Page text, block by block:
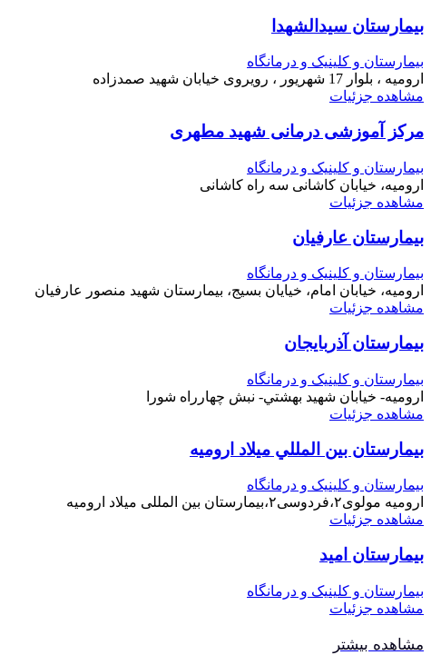
بیمارستان سیدالشهدا
بیمارستان و کلینیک و درمانگاه
ارومیه ، بلوار 17 شهریور ، رویروی خیابان شهید صمدزاده
مشاهده جزئیات
مرکز آموزشی درمانی شهید مطهری
بیمارستان و کلینیک و درمانگاه
ارومیه، خیابان کاشانی سه راه کاشانی
مشاهده جزئیات
بیمارستان عارفیان
بیمارستان و کلینیک و درمانگاه
ارومیه، خیابان امام، خیایان بسیج، بیمارستان شهید منصور عارفیان
مشاهده جزئیات
بیمارستان آذربایجان
بیمارستان و کلینیک و درمانگاه
اروميه- خيابان شهيد بهشتي- نبش چهارراه شورا
مشاهده جزئیات
بيمارستان بين المللي ميلاد اروميه
بیمارستان و کلینیک و درمانگاه
ارومیه مولوی۲،فردوسی۲،بیمارستان بین المللی میلاد ارومیه
مشاهده جزئیات
بیمارستان امید
بیمارستان و کلینیک و درمانگاه
مشاهده جزئیات
مشاهده بیشتر